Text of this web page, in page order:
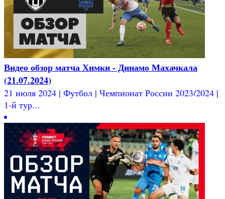
Видео обзор матча Химки - Динамо Махачкала
(21.07.2024)
21 июля 2024 | Футбол | Чемпионат России 2023/2024 |
1-й тур...